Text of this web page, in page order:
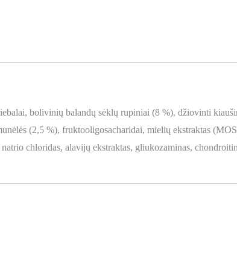
bolivinių balandų sėklų rupiniai (8 %), džiovinti
(2,5 %), fruktooligosacharidai, mielių ekstraktas
chloridas, alavijų ekstraktas, gliukozaminas,